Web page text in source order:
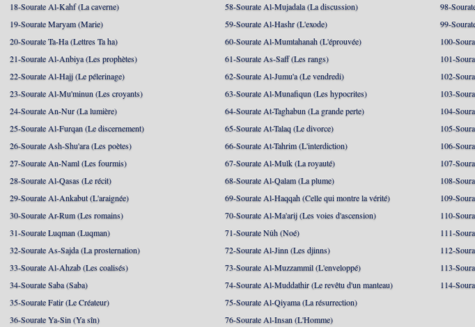
18-Sourate Al-Kahf (La caverne)
19-Sourate Maryam (Marie)
20-Sourate Ta-Ha (Lettres Ta ha)
21-Sourate Al-Anbiya (Les prophètes)
22-Sourate Al-Hajj (Le pélerinage)
23-Sourate Al-Mu'minun (Les croyants)
24-Sourate An-Nur (La lumière)
25-Sourate Al-Furqan (Le discernement)
26-Sourate Ash-Shu'ara (Les poètes)
27-Sourate An-Naml (Les fourmis)
28-Sourate Al-Qasas (Le récit)
29-Sourate Al-Ankabut (L'araignée)
30-Sourate Ar-Rum (Les romains)
31-Sourate Luqman (Luqman)
32-Sourate As-Sajda (La prosternation)
33-Sourate Al-Ahzab (Les coalisés)
34-Sourate Saba (Saba)
35-Sourate Fatir (Le Créateur)
36-Sourate Ya-Sin (Ya sîn)
58-Sourate Al-Mujadala (La discussion)
59-Sourate Al-Hashr (L'exode)
60-Sourate Al-Mumtahanah (L'éprouvée)
61-Sourate As-Saff (Les rangs)
62-Sourate Al-Jumu'a (Le vendredi)
63-Sourate Al-Munafiqun (Les hypocrites)
64-Sourate At-Taghabun (La grande perte)
65-Sourate At-Talaq (Le divorce)
66-Sourate At-Tahrim (L'interdiction)
67-Sourate Al-Mulk (La royauté)
68-Sourate Al-Qalam (La plume)
69-Sourate Al-Haqqah (Celle qui montre la vérité)
70-Sourate Al-Ma'arij (Les voies d'ascension)
71-Sourate Nûh (Noé)
72-Sourate Al-Jinn (Les djinns)
73-Sourate Al-Muzzammil (L'enveloppé)
74-Sourate Al-Muddathir (Le revêtu d'un manteau)
75-Sourate Al-Qiyama (La résurrection)
76-Sourate Al-Insan (L'Homme)
98-
99-
100-
101-
102-
103-
104-
105-
106-
107-
108-
109-
110-
111-
112-
113-
114-